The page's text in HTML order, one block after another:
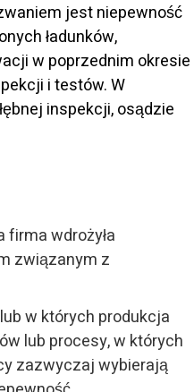
jest niepewność
ładunków,
w poprzednim okresie
i testów. W
inspekcji, osądzie
firma wdrożyła
związanym z
w których produkcja
lub procesy, w których
zazwyczaj wybierają